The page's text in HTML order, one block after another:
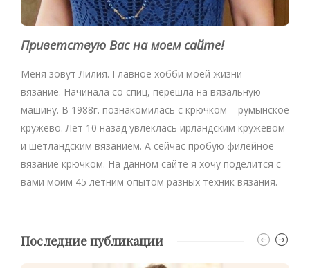
Приветствую Вас на моем сайте!
Меня зовут Лилия. Главное хобби моей жизни –
вязание. Начинала со спиц, перешла на вязальную
машину. В 1988г. познакомилась с крючком – румынское
кружево. Лет 10 назад увлеклась ирландским кружевом
и шетландским вязанием. А сейчас пробую филейное
вязание крючком. На данном сайте я хочу поделится с
вами моим 45 летним опытом разных техник вязания.
Последние публикации